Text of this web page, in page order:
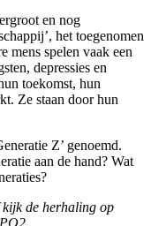
en nog
het toegenomen
mens spelen vaak een
depressies en
toekomst, hun
Ze staan door hun
Z’ genoemd.
aan de hand? Wat
de herhaling op